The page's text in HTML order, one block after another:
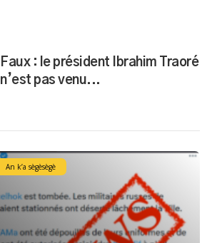
Faux : le président Ibrahim Traoré